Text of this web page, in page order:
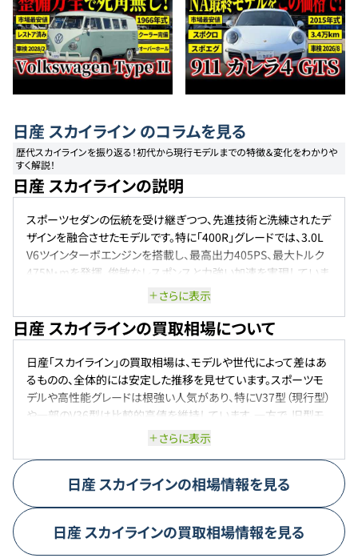
日産 スカイライン のコラムを見る
歴代スカイラインを振り返る！初代から現行モデルまでの特徴＆変化をわかりや
すく解説！
日産 スカイラインの説明
スポーツセダンの伝統を受け継ぎつつ、先進技術と洗練されたデ
ザインを融合させたモデルです。特に「400R」グレードでは、3.0L
V6ツインターボエンジンを搭載し、最高出力405PS、最大トルク
475N・mを発揮。俊敏なレスポンスと力強い加速を実現していま
す外観は、シャープなラインと高品質な塗装技術により、陰影が
ティブステアリングを採用し、滑らかで正確なハンドリングを提
供。さらに、全方位運転支援システムを全グレードに標準装備し、
安全性も高めています 。
さらに表示
日産 スカイラインの買取相場について
日産「スカイライン」の買取相場は、モデルや世代によって差はあ
るものの、全体的には安定した推移を見せています。スポーツモ
デルや高性能グレードは根強い人気があり、特にV37型（現行型）
や一部のV36型は比較的高値を維持しています。一方で、旧型モ
デルや装備の少ないベーシックグレードは相場がやや下がる傾
から大きな価格崩れは起きにくい状況です。生産終了モデルも一
定の需要があり、特にターボやハイブリッド仕様は査定で評価さ
れやすいです。ただし、走行距離や車両状態によって査定額に差
て、スカイラインは「高値が付きやすい車」とは言い切れないもの
さらに表示
日産スカイラインの相場情報を見る
日産スカイラインの買取相場情報を見る